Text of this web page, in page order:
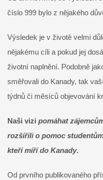
číslo 999 bylo z nějakého
Výsledek je v životě velmi
nějakému cíli a pokud jej
životní naplnění. Podobně
směřovali do Kanady, tak
týdnů či měsíců objevování
Naši vizi pomáhat
rozšířili o pomoc
kteří míří do Kanady.
Od prvního publikovaného